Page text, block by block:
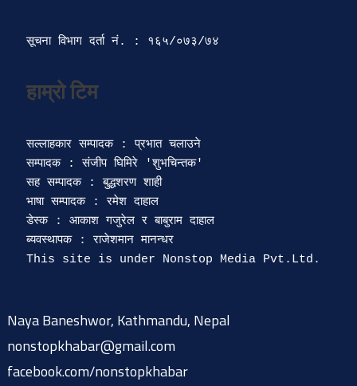
सूचना विभाग दर्ता‍ नं. : १६५/०७३/७४
हाम्रो टिम
सल्लाहकार सम्पादक : प्रभात चलाउने
सम्पादक : संजीप घिमिरे 'शुभचिन्तक'
सह सम्पादक : बुद्धशरण शाही
भाषा सम्पादक : रमेश दाहाल
डेस्क : आकाश गजुरेल र बाबुराम दाहाल
ब्यवस्थापक : राजेशमान मानन्धर
Naya Baneshwor, Kathmandu, Nepal
nonstopkhabar@gmail.com
facebook.com/nonstopkhabar